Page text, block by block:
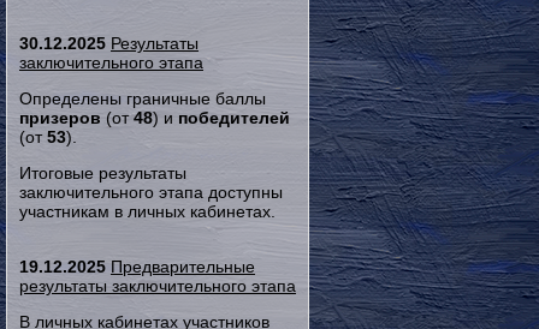
30.12.2025 Результаты
заключительного этапа
Определены граничные баллы
призеров (от48) и победителей
(от53).
Итоговые результаты
заключительного этапа доступны
участникам в личных кабинетах.
19.12.2025 Предварительные
результаты заключительного этапа
В личных кабинетах участников